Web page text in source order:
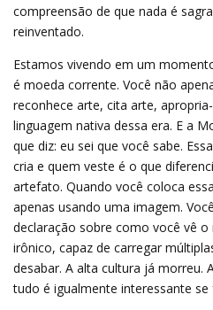
compreensão de que nada é
reinventado.
Estamos vivendo em um
é moeda corrente. Você não
reconhece arte, cita arte,
linguagem nativa dessa era. E a
que diz: eu sei que você sabe.
cria e quem veste é o que
artefato. Quando você coloca
apenas usando uma imagem.
declaração sobre como você vê o
irônico, capaz de carregar
desabar. A alta cultura já morreu.
tudo é igualmente interessante